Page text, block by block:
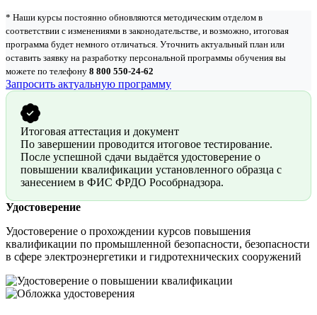
* Наши курсы постоянно обновляются методическим отделом в
соответствии с изменениями в законодательстве, и возможно, итоговая
программа будет немного отличаться. Уточнить актуальный план или
оставить заявку на разработку персональной программы обучения вы
можете по телефону 8 800 550-24-62
Запросить актуальную программу
Итоговая аттестация и документ
По завершении проводится итоговое тестирование.
После успешной сдачи выдаётся удостоверение о
повышении квалификации установленного образца с
занесением в ФИС ФРДО Рособрнадзора.
Удостоверение
Удостоверение о прохождении курсов повышения
квалификации по промышленной безопасности, безопасности
в сфере электроэнергетики и гидротехнических сооружений